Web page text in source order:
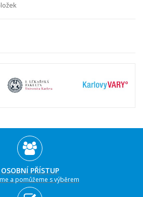
OSOBNÍ PŘÍSTUP
a pomůžeme s výběrem